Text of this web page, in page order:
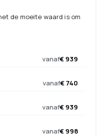
de moeite waard is om
vanaf€ 939
vanaf€ 740
vanaf€ 939
vanaf€ 998